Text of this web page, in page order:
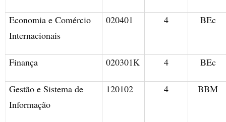
Economia e Comércio
Internacionais
020401 4 BEc
Finança 020301K 4 BEc
Gestão e Sistema de
Informação
120102 4 BBM